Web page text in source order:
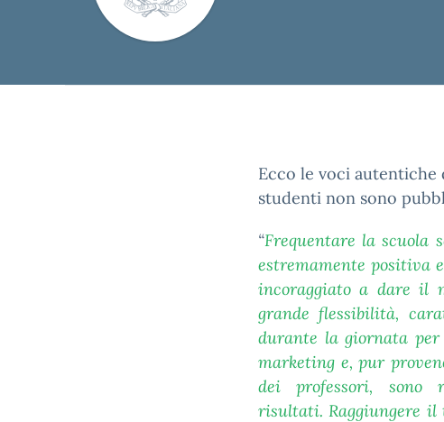
Ecco le voci
studenti non sono
“Frequentare la scuola
estremamente positiva
incoraggiato a dare il
grande flessibilità,
durante la giornata
marketing e, pur
dei professori,
risultati. Raggiungere il